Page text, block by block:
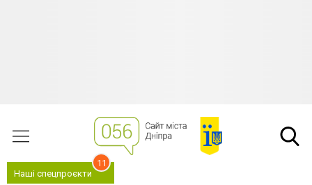
Наші спецпроєкти
11